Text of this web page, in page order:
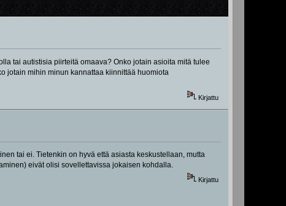
tai autistisia piirteitä omaava? Onko jotain asioita mitä tulee
jotain mihin minun kannattaa kiinnittää huomiota
Kirjattu
tai ei. Tietenkin on hyvä että asiasta keskustellaan, mutta
eivät olisi sovellettavissa jokaisen kohdalla.
Kirjattu